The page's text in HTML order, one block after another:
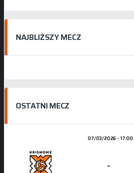
NAJBLIŻSZY MECZ
OSTATNI MECZ
07/03/2026 - 17:00
-